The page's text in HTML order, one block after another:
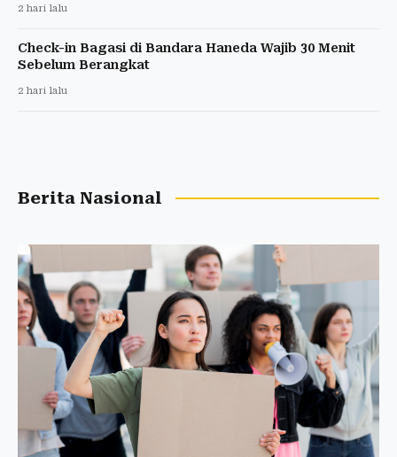
2 hari lalu
Check-in Bagasi di Bandara Haneda Wajib 30 Menit
Sebelum Berangkat
2 hari lalu
Berita Nasional